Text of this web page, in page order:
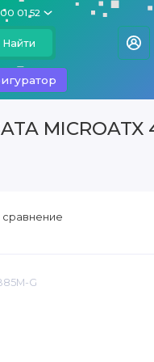
01 52
Найти
MICROATX
G
сравнение